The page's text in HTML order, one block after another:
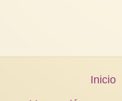
Inicio